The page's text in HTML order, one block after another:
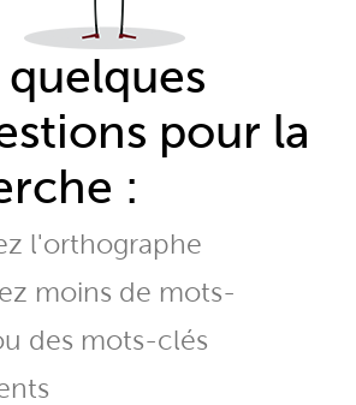
pour la
:
l'orthographe
moins de mots-
des mots-clés